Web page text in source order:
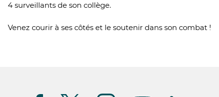
4 surveillants de son collège.
Venez courir à ses côtés et le soutenir dans son combat !